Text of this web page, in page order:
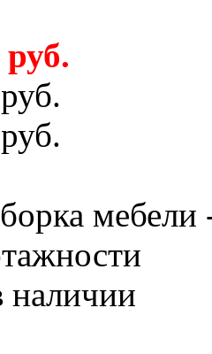
мебели
наличии